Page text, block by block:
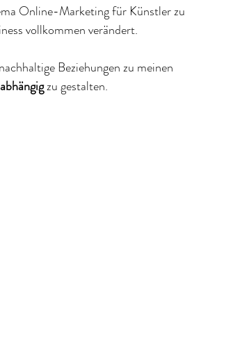
Online-Marketing für Künstler zu
vollkommen verändert.
Beziehungen zu meinen
zu gestalten.